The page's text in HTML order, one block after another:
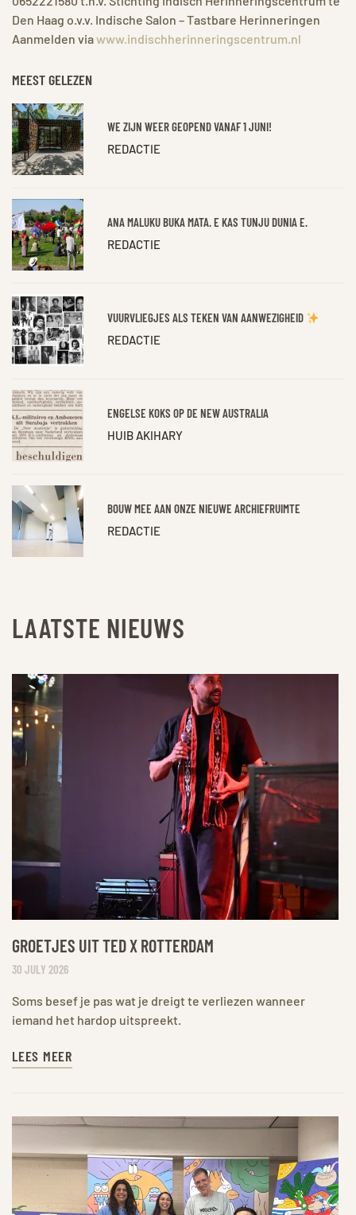
Den Haag o.v.v. Indische Salon – Tastbare Herinneringen
Aanmelden viawww.indischherinneringscentrum.nl
MEEST GELEZEN
WE ZIJN WEER GEOPEND VANAF 1 JUNI!
REDACTIE
ANA MALUKU BUKA MATA. E KAS TUNJU DUNIA E.
REDACTIE
VUURVLIEGJES ALS TEKEN VAN AANWEZIGHEID
REDACTIE
ENGELSE KOKS OP DE NEW AUSTRALIA
HUIB AKIHARY
BOUW MEE AAN ONZE NIEUWE ARCHIEFRUIMTE
REDACTIE
LAATSTE NIEUWS
GROETJES UIT TED X ROTTERDAM
30 JULY 2026
Soms besef je pas wat je dreigt te verliezen wanneer
iemand het hardop uitspreekt.
LEES MEER